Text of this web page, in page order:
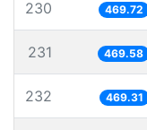
230 469.72
231 469.58
232 469.31